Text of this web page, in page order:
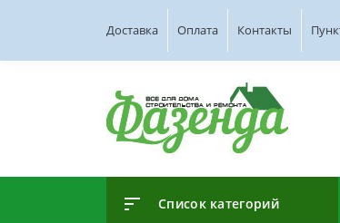
Доставка Оплата Контакты
Список категорий